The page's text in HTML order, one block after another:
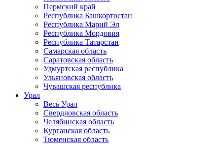
Пермский край
Республика Башкортостан
Республика Марий Эл
Республика Мордовия
Республика Татарстан
Самарская область
Саратовская область
Удмуртская республика
Ульяновская область
Чувашская республика
Урал
Весь Урал
Свердловская область
Челябинская область
Курганская область
Тюменская область